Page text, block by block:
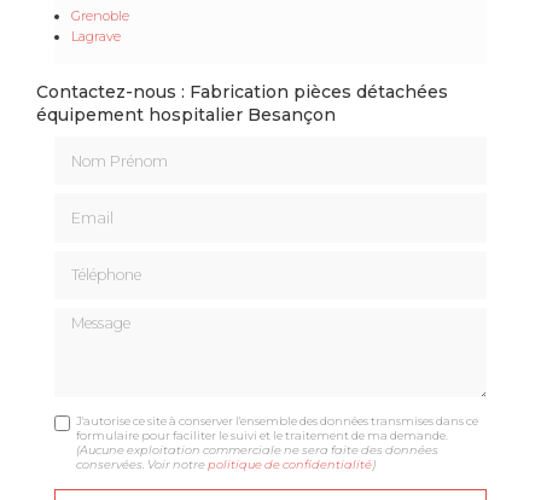
Grenoble
Lagrave
Contactez-nous : Fabrication pièces détachées
équipement hospitalier Besançon
Message
J'autorise ce site à conserver l'ensemble des données transmises dans ce
formulaire pour faciliter le suivi et le traitement de ma demande.
(Aucune exploitation commerciale ne sera faite des données
conservées. Voir notrepolitique de confidentialité)